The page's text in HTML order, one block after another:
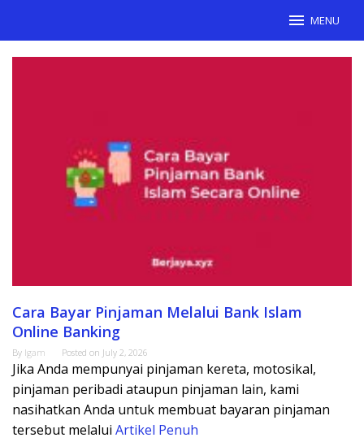
MENU
Cara Bayar Pinjaman Melalui Bank Islam
Online Banking
By Igam Posted on July 2, 2026
Jika Anda mempunyai pinjaman kereta, motosikal,
pinjaman peribadi ataupun pinjaman lain, kami
nasihatkan Anda untuk membuat bayaran pinjaman
tersebut melalui Artikel Penuh